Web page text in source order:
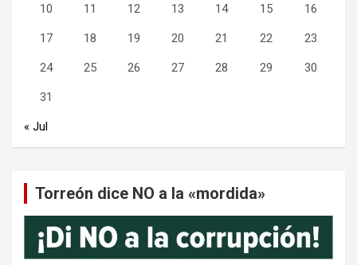
10 11 12 13 14 15 16
17 18 19 20 21 22 23
24 25 26 27 28 29 30
31
« Jul
Torreón dice NO a la «mordida»